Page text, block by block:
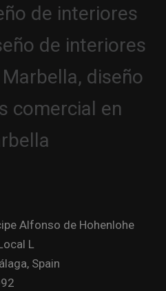
Alfonso de Hohenlohe
L
Spain